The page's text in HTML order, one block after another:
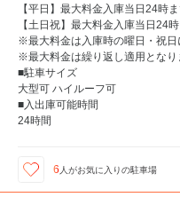
【平日】最大料金入庫当日24時
【土日祝】最大料金入庫当日24
※最大料金は入庫時の曜日・祝日
※最大料金は繰り返し適用となり
■駐車サイズ
大型可 ハイルーフ可
■入出庫可能時間
24時間
6 人がお気に入りの駐車場